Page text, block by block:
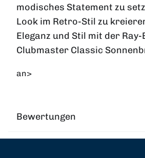
modisches Statement zu
Look im Retro-Stil zu
Eleganz und Stil mit der Ray-
Clubmaster Classic
an>
Bewertungen